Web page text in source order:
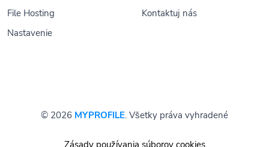
File Hosting
Nastavenie
Kontaktuj nás
© 2026 MYPROFILE. Všetky práva vyhradené
Zásady používania súborov cookies